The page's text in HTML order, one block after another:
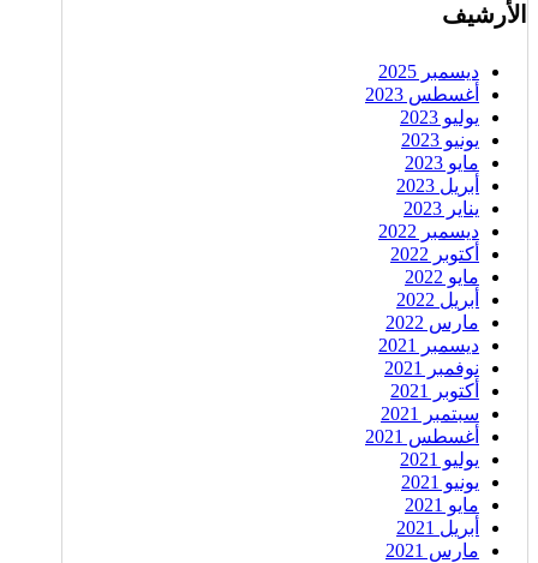
الأرشيف
ديسمبر 2025
أغسطس 2023
يوليو 2023
يونيو 2023
مايو 2023
أبريل 2023
يناير 2023
ديسمبر 2022
أكتوبر 2022
مايو 2022
أبريل 2022
مارس 2022
ديسمبر 2021
نوفمبر 2021
أكتوبر 2021
سبتمبر 2021
أغسطس 2021
يوليو 2021
يونيو 2021
مايو 2021
أبريل 2021
مارس 2021